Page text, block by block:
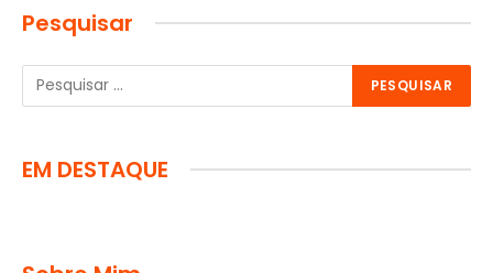
Pesquisar
EM DESTAQUE